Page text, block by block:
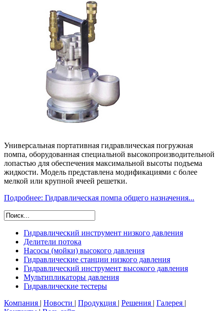
Универсальная портативная гидравлическая погружная
помпа, оборудованная специальной высокопроизводительной
лопастью для обеспечения максимальной высоты подъема
жидкости. Модель представлена модификациями с более
мелкой или крупной ячеей решетки.
Подробнее: Гидравлическая помпа общего назначения...
Гидравлический инструмент низкого давления
Алмазные дрели
Алмазные цепные пилы по бетону и камню
Бензиновые алмазные пилы
Гайковерты и дрели
Гидравлические помпы
Шламовые помпы
Помпы осевые высокопроизводительные
Дисковые отрезные пилы
Земляной бур горизонтальный
Делители потока
Насосы (мойки) высокого давления
Гидравлические станции низкого давления
Станции с дизельным приводом
Станции с бензиновым приводом
Станции с электрическим приводом
Гидравлический инструмент высокого давления
SPX POWER TEAM
Мультипликаторы давления
Scanwill
Гидравлические тестеры
Компания | Новости | Продукция | Решения | Галерея |